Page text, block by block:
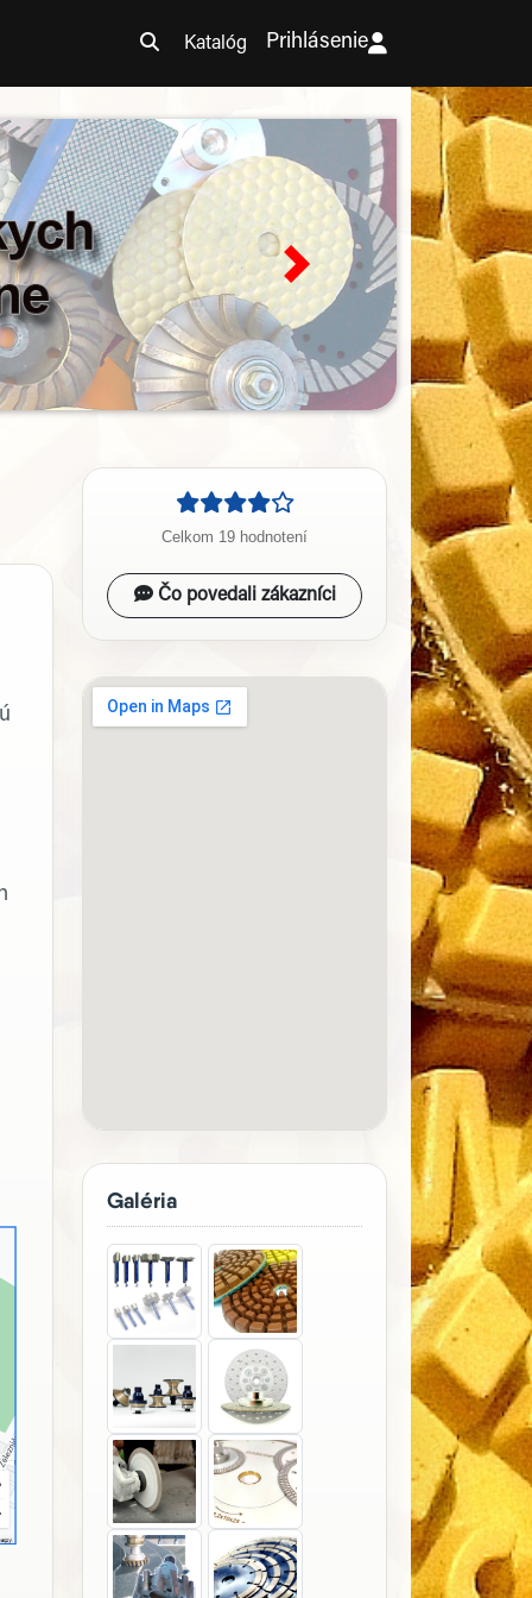
Katalóg Prihlásenie
Next
Celkom 19 hodnotení
Čo povedali zákazníci
Galéria